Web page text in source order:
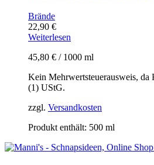
Brände
22,90 €
Weiterlesen
45,80 € / 1000 ml
Kein Mehrwertsteuerausweis, da
(1) UStG.
zzgl. Versandkosten
Produkt enthält: 500 ml